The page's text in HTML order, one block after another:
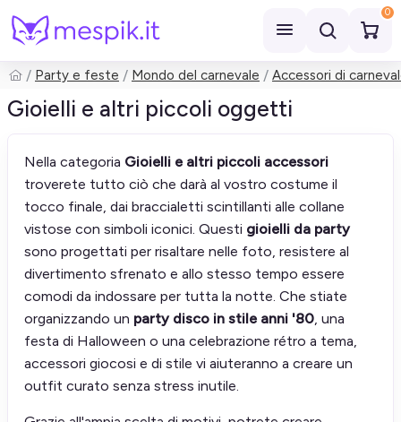
0
Cerca
Party e feste Mondo del carnevale Accessori di
Gioielli e altri piccoli oggetti
Nella categoria Gioielli e altri piccoli accessori
troverete tutto ciò che darà al vostro costume il
tocco finale, dai braccialetti scintillanti alle collane
vistose con simboli iconici. Questi gioielli da party
sono progettati per risaltare nelle foto, resistere al
divertimento sfrenato e allo stesso tempo essere
comodi da indossare per tutta la notte. Che stiate
organizzando un party disco in stile anni '80, una
festa di Halloween o una celebrazione rétro a tema,
accessori giocosi e di stile vi aiuteranno a creare un
outfit curato senza stress inutile.